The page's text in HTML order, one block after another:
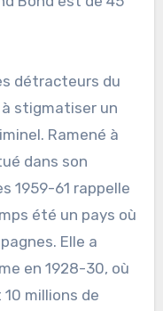
détracteurs du
stigmatiser un
Ramené à
dans son
1959-61 rappelle
été un pays où
Elle a
en 1928-30, où
millions de